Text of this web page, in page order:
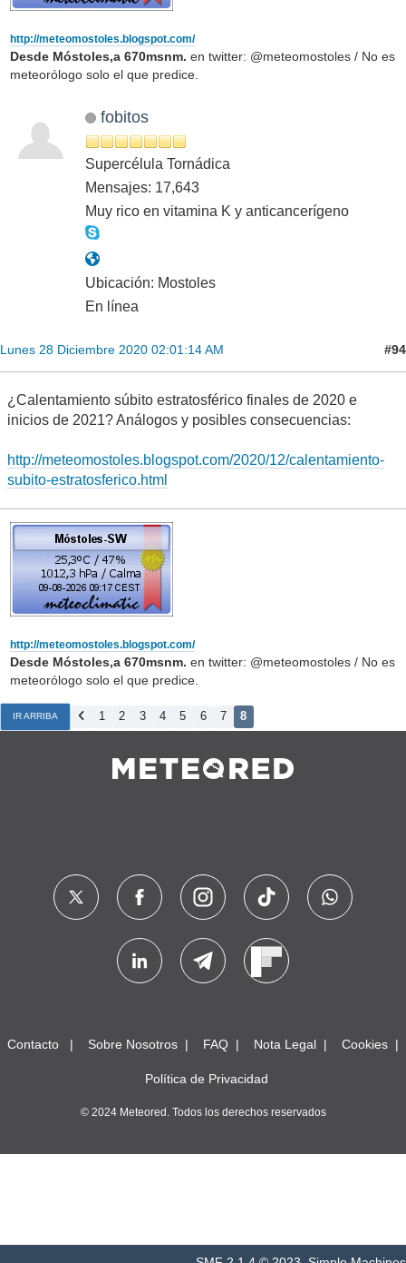
http://meteomostoles.blogspot.com/
Desde Móstoles,a 670msnm. en twitter: @meteomostoles / No es
meteorólogo solo el que predice.
fobitos
Supercélula Tornádica
Mensajes: 17,643
Muy rico en vitamina K y anticancerígeno
Ubicación: Mostoles
En línea
Lunes 28 Diciembre 2020 02:01:14 AM #94
¿Calentamiento súbito estratosférico finales de 2020 e
inicios de 2021? Análogos y posibles consecuencias:
http://meteomostoles.blogspot.com/2020/12/calentamiento-
subito-estratosferico.html
http://meteomostoles.blogspot.com/
Desde Móstoles,a 670msnm. en twitter: @meteomostoles / No es
meteorólogo solo el que predice.
IR ARRIBA 1 2 3 4 5 6 7 8
Contacto Sobre Nosotros FAQ Nota Legal Cookies
Política de Privacidad
© 2024 Meteored. Todos los derechos reservados